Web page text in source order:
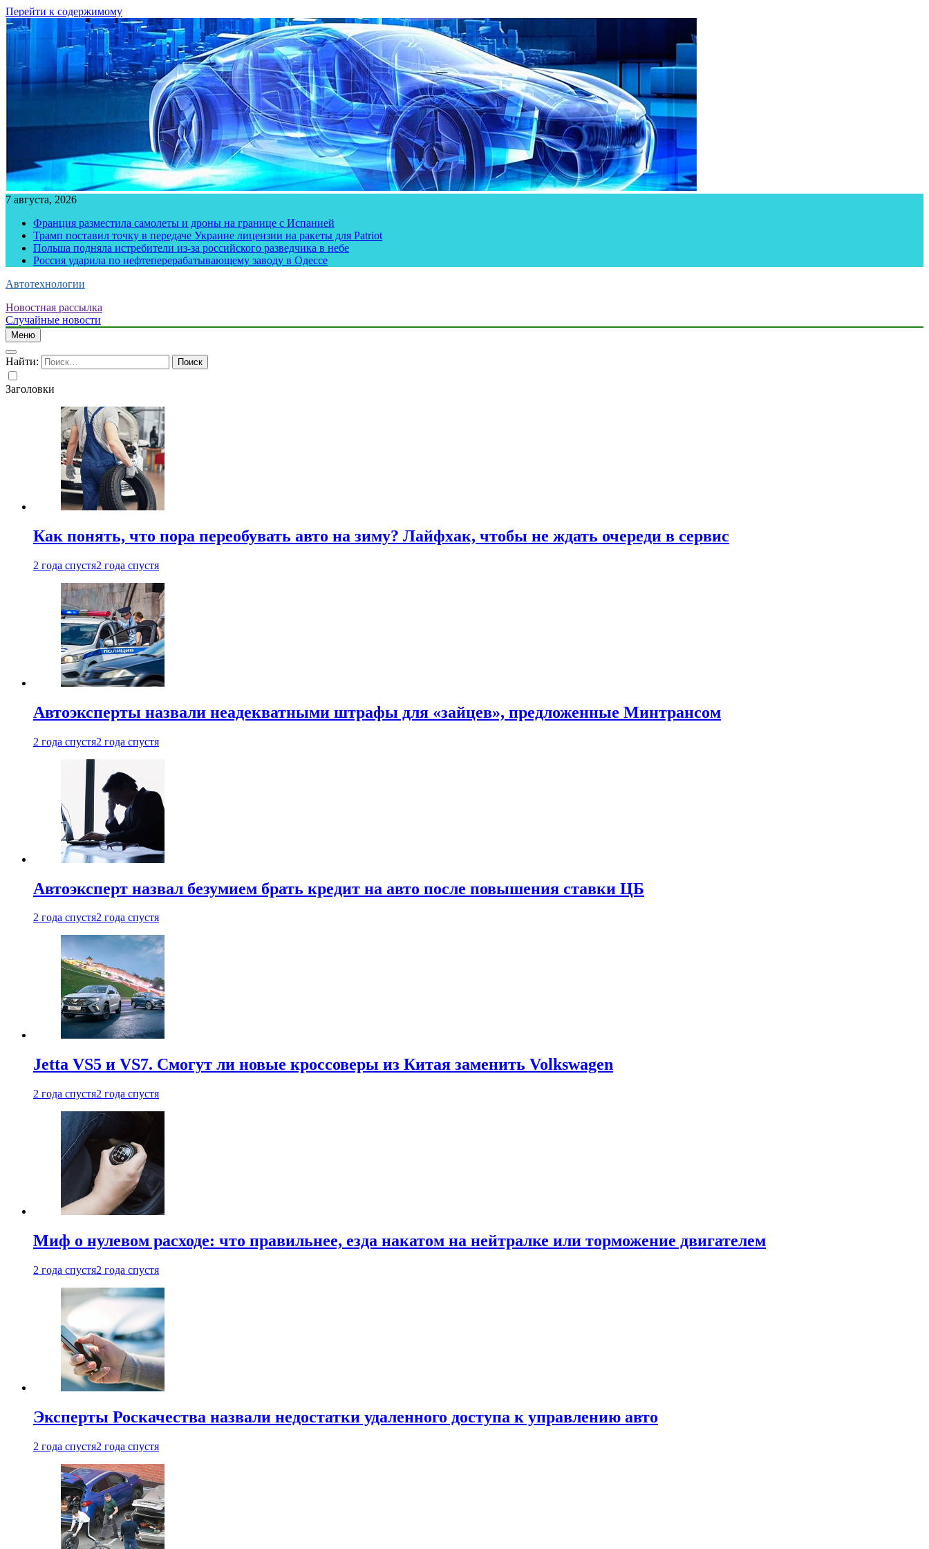
Перейти к содержимому
7 августа, 2026
Франция разместила самолеты и дроны на границе с Испанией
Трамп поставил точку в передаче Украине лицензии на ракеты для Patriot
Польша подняла истребители из-за российского разведчика в небе
Россия ударила по нефтеперерабатывающему заводу в Одессе
Автотехнологии
Новостная рассылка
Случайные новости
Меню
Найти:
Заголовки
Как понять, что пора переобувать авто на зиму? Лайфхак, чтобы не ждать очереди в сервис
2 года спустя2 года спустя
Автоэксперты назвали неадекватными штрафы для «зайцев», предложенные Минтрансом
2 года спустя2 года спустя
Автоэксперт назвал безумием брать кредит на авто после повышения ставки ЦБ
2 года спустя2 года спустя
Jetta VS5 и VS7. Смогут ли новые кроссоверы из Китая заменить Volkswagen
2 года спустя2 года спустя
Миф о нулевом расходе: что правильнее, езда накатом на нейтралке или торможение двигателем
2 года спустя2 года спустя
Эксперты Роскачества назвали недостатки удаленного доступа к управлению авто
2 года спустя2 года спустя